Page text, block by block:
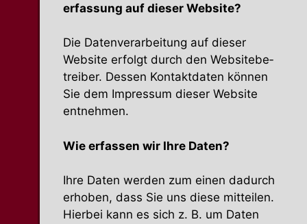
er­fassung auf dieser Website?
Die Daten­ver­ar­beitung auf dieser
Website erfolgt durch den Website­be­
treiber. Dessen Kontakt­daten können
Sie dem Impressum dieser Website
entnehmen.
Wie erfassen wir Ihre Daten?
Ihre Daten werden zum einen dadurch
erhoben, dass Sie uns diese mitteilen.
Hierbei kann es sich z. B. um Daten